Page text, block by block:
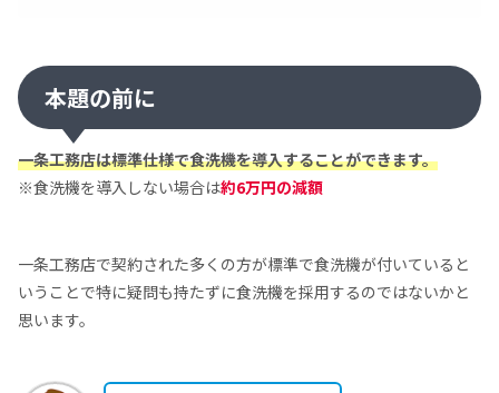
本題の前に
一条工務店は標準仕様で食洗機を導入することができます。
※食洗機を導入しない場合は約6万円の減額
一条工務店で契約された多くの方が標準で食洗機が付いていると
いうことで特に疑問も持たずに食洗機を採用するのではないかと
思います。